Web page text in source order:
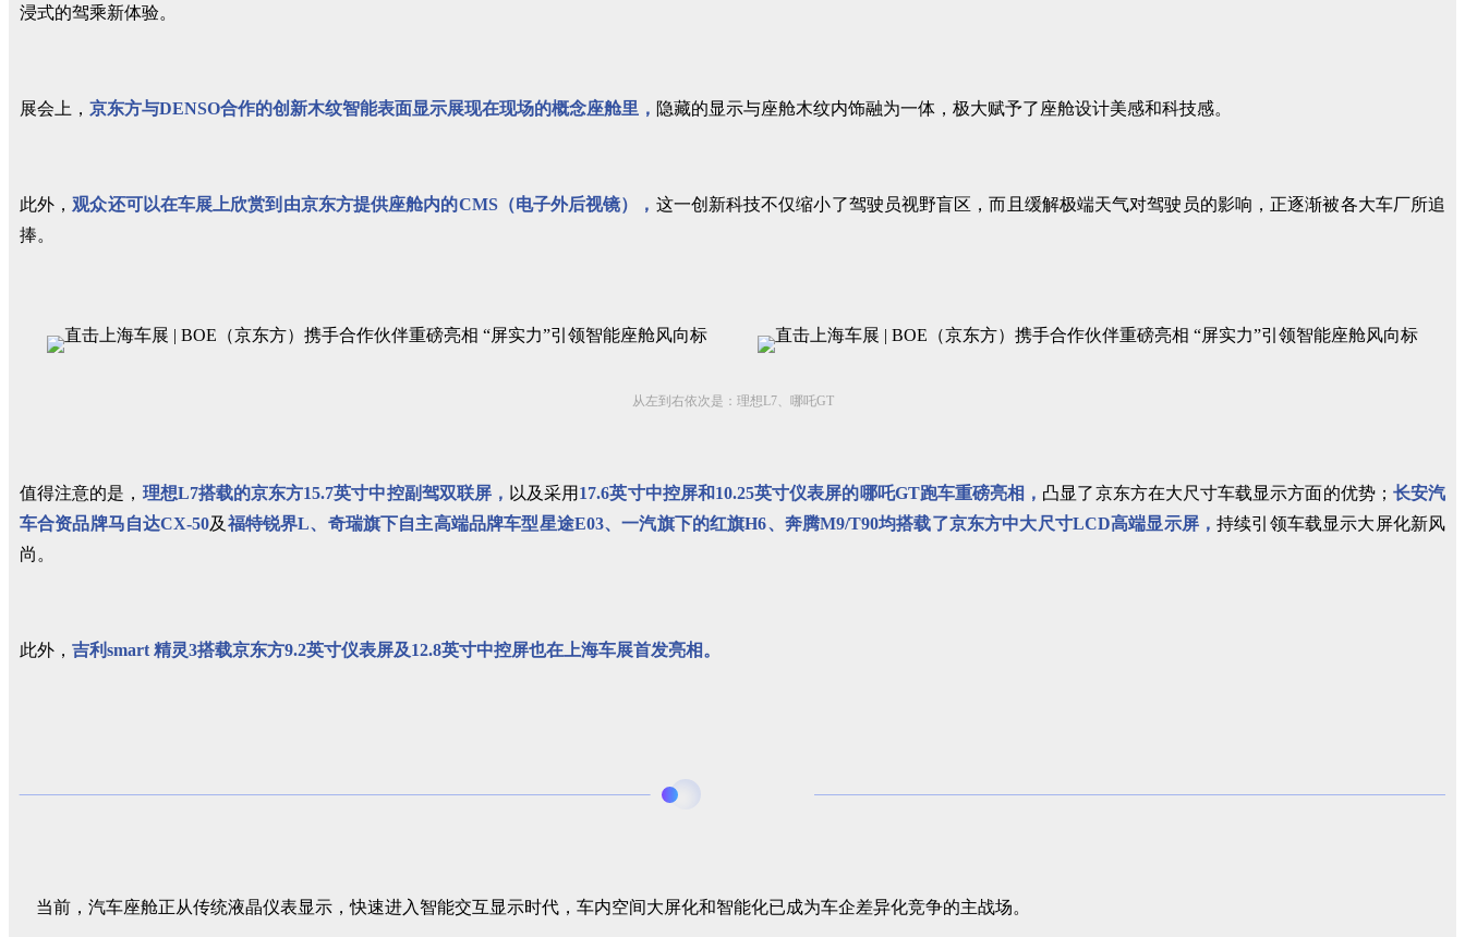
浸式的驾乘新体验。
展会上， 京东方与DENSO合作的创新木纹智能表面显示展现在现场的概念座舱里， 隐藏的显示与座舱木纹内饰融为一体，极大赋予了座舱设计美感和科技感。
此外，观众还可以在车展上欣赏到由京东方提供座舱内的CMS（电子外后视镜）， 这一创新科技不仅缩小了驾驶员视野盲区，而且缓解极端天气对驾驶员的影响，正逐渐被各大车厂所追
捧。
从左到右依次是：理想L7、 哪吒GT
值得注意的是， 理想L7搭载的京东方15.7英寸中控副驾双联屏， 以及采用 17.6英寸中控屏和10.25英寸仪表屏的哪吒GT跑车重磅亮相， 凸显了京东方在大尺寸车载显示方面的优势； 长安汽
车合资品牌马自达CX-50及 福特锐界L、奇瑞旗下自主高端品牌车型星途E03、一汽旗下的红旗H6、奔腾M9/T90均搭载了京东方中大尺寸LCD高端显示屏，持续引领车载显示大屏化新风
尚。
此外， 吉利smart 精灵3搭载京东方9.2英寸仪表屏及12.8英寸中控屏也在上海车展首发亮相。
当前，汽车座舱正从传统液晶仪表显示，快速进入智能交互显示时代，车内空间大屏化和智能化已成为车企差异化竞争的主战场。